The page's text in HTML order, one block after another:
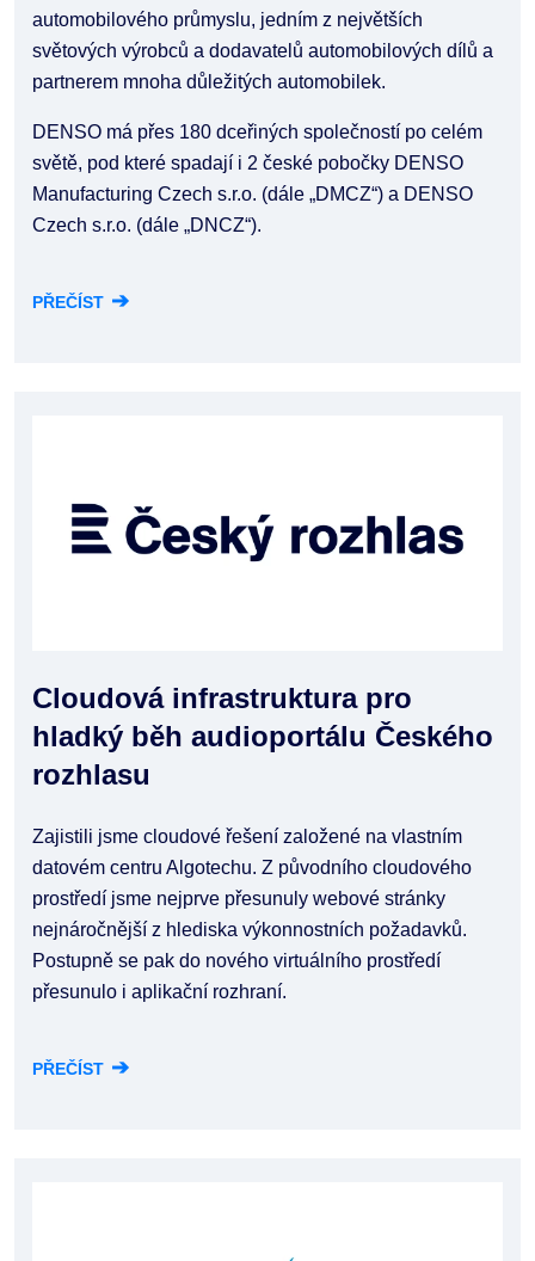
automobilového průmyslu, jedním z největších
světových výrobců a dodavatelů automobilových dílů a
partnerem mnoha důležitých automobilek.
DENSO má přes 180 dceřiných společností po celém
světě, pod které spadají i 2 české pobočky DENSO
Manufacturing Czech s.r.o. (dále „DMCZ“) a DENSO
Czech s.r.o. (dále „DNCZ“).
PŘEČÍST ➔
Cloudová infrastruktura pro
hladký běh audioportálu Českého
rozhlasu
Zajistili jsme cloudové řešení založené na vlastním
datovém centru Algotechu. Z původního cloudového
prostředí jsme nejprve přesunuly webové stránky
nejnáročnější z hlediska výkonnostních požadavků.
Postupně se pak do nového virtuálního prostředí
přesunulo i aplikační rozhraní.
PŘEČÍST ➔